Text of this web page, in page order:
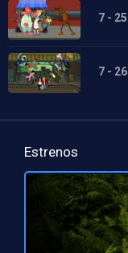
7 - 25
7 - 26
Estrenos